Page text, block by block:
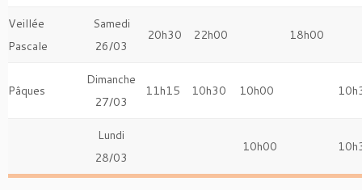
Veillée
Pascale
Samedi
26/03
20h30 22h00 18h00
Pâques
Dimanche
27/03
11h15 10h30 10h00
Lundi
28/03
10h00